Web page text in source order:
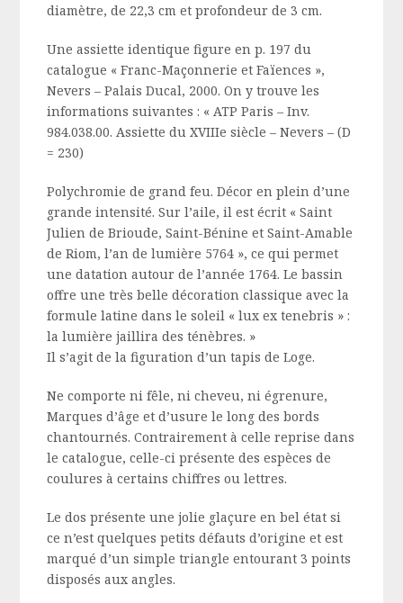
diamètre, de 22,3 cm et profondeur de 3 cm.
Une assiette identique figure en p. 197 du
catalogue « Franc-Maçonnerie et Faïences »,
Nevers – Palais Ducal, 2000. On y trouve les
informations suivantes : « ATP Paris – Inv.
984.038.00. Assiette du XVIIIe siècle – Nevers – (D
= 230)
Polychromie de grand feu. Décor en plein d’une
grande intensité. Sur l’aile, il est écrit « Saint
Julien de Brioude, Saint-Bénine et Saint-Amable
de Riom, l’an de lumière 5764 », ce qui permet
une datation autour de l’année 1764. Le bassin
offre une très belle décoration classique avec la
formule latine dans le soleil « lux ex tenebris » :
la lumière jaillira des ténèbres. »
Il s’agit de la figuration d’un tapis de Loge.
Ne comporte ni fêle, ni cheveu, ni égrenure,
Marques d’âge et d’usure le long des bords
chantournés. Contrairement à celle reprise dans
le catalogue, celle-ci présente des espèces de
coulures à certains chiffres ou lettres.
Le dos présente une jolie glaçure en bel état si
ce n’est quelques petits défauts d’origine et est
marqué d’un simple triangle entourant 3 points
disposés aux angles.